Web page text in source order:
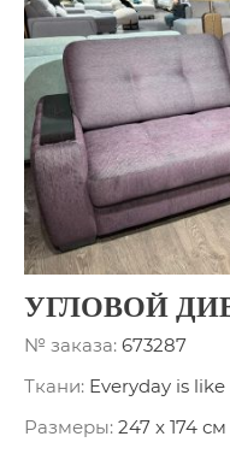
УГЛОВОЙ
№ заказа: 673287
Ткани: Everyday is like
Размеры: 247 x 174 см